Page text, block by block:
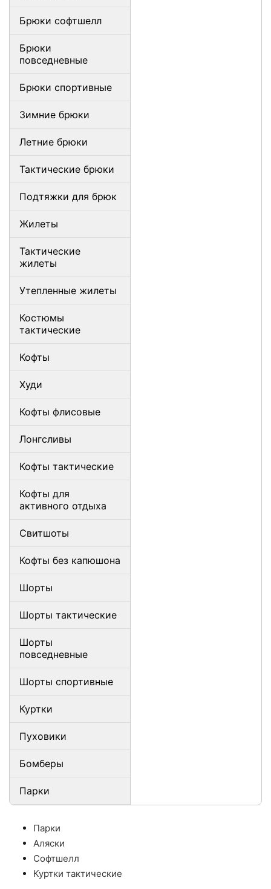
Брюки софтшелл
Брюки
повседневные
Брюки спортивные
Зимние брюки
Летние брюки
Тактические брюки
Подтяжки для брюк
Жилеты
Тактические
жилеты
Утепленные жилеты
Костюмы
тактические
Кофты
Худи
Кофты флисовые
Лонгсливы
Кофты тактические
Кофты для
активного отдыха
Свитшоты
Кофты без капюшона
Шорты
Шорты тактические
Шорты
повседневные
Шорты спортивные
Куртки
Пуховики
Бомберы
Парки
Парки
Аляски
Софтшелл
Куртки тактические